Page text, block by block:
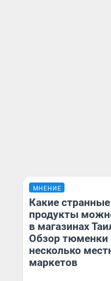
МНЕНИЕ
Какие странные
продукты
в магазинах
Обзор тюменки
несколько
маркетов